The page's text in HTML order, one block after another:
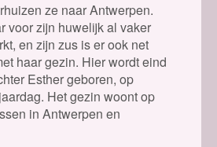
ze naar Antwerpen.
voor zijn huwelijk al vaker
en zijn zus is er ook net
haar gezin. Hier wordt eind
Esther geboren, op
Het gezin woont op
in Antwerpen en